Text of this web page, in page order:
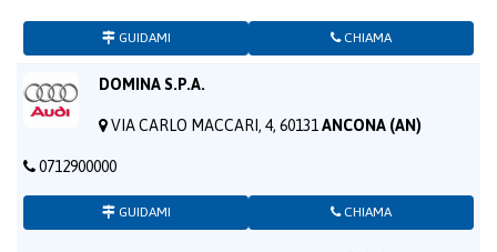
GUIDAMI CHIAMA
DOMINA S.P.A.
VIA CARLO MACCARI, 4, 60131 ANCONA (AN)
0712900000
GUIDAMI CHIAMA